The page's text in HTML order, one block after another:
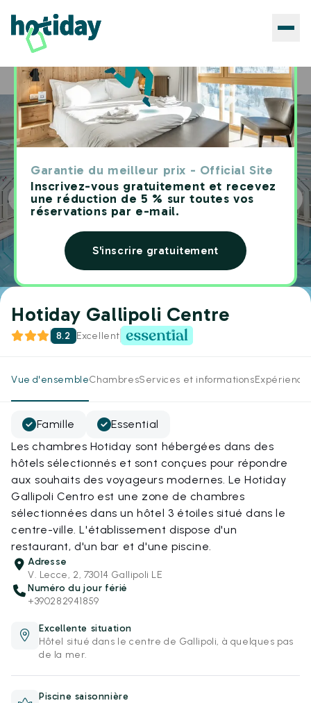
Garantie du meilleur prix - Official Site
Inscrivez-vous gratuitement et recevez
une réduction de 5 % sur toutes vos
réservations par e-mail.
S'inscrire gratuitement
Home Hôtels Hotiday Gallipoli Centre
Hotiday Gallipoli Centre
8.2 Excellent
Vue d'ensembleChambresServices et informations
Famille
Essential
Les chambres Hotiday sont hébergées dans des
hôtels sélectionnés et sont conçues pour répondre
aux souhaits des voyageurs modernes. Le Hotiday
Gallipoli Centro est une zone de chambres
sélectionnées dans un hôtel 3 étoiles situé dans le
centre-ville. L'établissement dispose d'un
restaurant, d'un bar et d'une piscine.
Adresse
V. Lecce, 2, 73014 Gallipoli LE
Numéro du jour férié
+390282941859
Excellente situation
Hôtel situé dans le centre de Gallipoli, à quelques pas
de la mer.
Piscine saisonnière